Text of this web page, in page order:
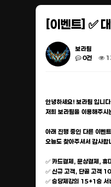
[이벤트] ✅
보라팀
0건
안녕하세요! 보라팀 입니
저희 보라팀을 이용해주
아래 진행 중인 다른 이벤
오늘도 찾아주셔서 감사
✅ 카드결제, 문상결제, 휴
✅ 신규 고객, 단골 고객
✅ 승당제강의 15+1승 서